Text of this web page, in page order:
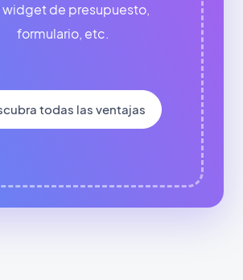
widget de presupuesto,
formulario, etc.
todas las ventajas